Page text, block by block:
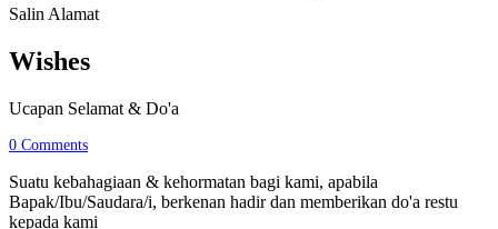
Salin Alamat
Wishes
Ucapan Selamat & Do'a
0 Comments
Suatu kebahagiaan & kehormatan bagi kami, apabila
Bapak/Ibu/Saudara/i, berkenan hadir dan memberikan do'a restu
kepada kami